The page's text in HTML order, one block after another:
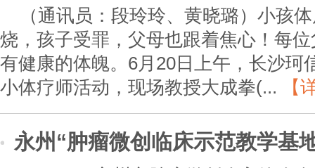
（通讯员：段玲玲、黄晓璐）小孩
烧，孩子受罪，父母也跟着焦心！每
有健康的体魄。6月20日上午，长沙珂
小体疗师活动，现场教授大成拳(...
【
永州“肿瘤微创临床示范教学基